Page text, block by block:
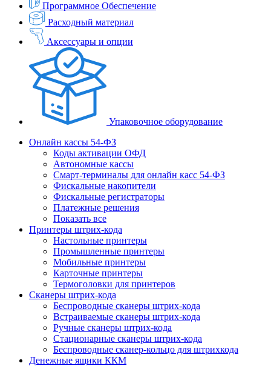
Программное Обеспечение
Расходный материал
Аксессуары и опции
Упаковочное оборудование
Онлайн кассы 54-ФЗ
Коды активации ОФД
Автономные кассы
Смарт-терминалы для онлайн касс 54-ФЗ
Фискальные накопители
Фискальные регистраторы
Платежные решения
Показать все
Принтеры штрих-кода
Настольные принтеры
Промышленные принтеры
Мобильные принтеры
Карточные принтеры
Термоголовки для принтеров
Сканеры штрих-кода
Беспроводные сканеры штрих-кода
Встраиваемые сканеры штрих-кода
Ручные сканеры штрих-кода
Стационарные сканеры штрих-кода
Беспроводные сканер-кольцо для штрихкода
Денежные ящики ККМ